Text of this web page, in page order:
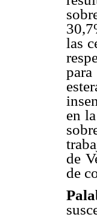
las
en
de
de